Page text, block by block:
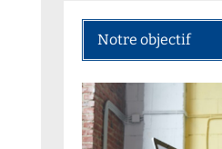
Notre objectif